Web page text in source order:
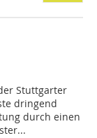
Stuttgarter
dringend
durch einen